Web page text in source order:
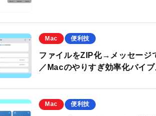
Mac 便利技
ファイルをZIP化→メッセージ
／Macのやりすぎ効率化バイ
Mac 便利技